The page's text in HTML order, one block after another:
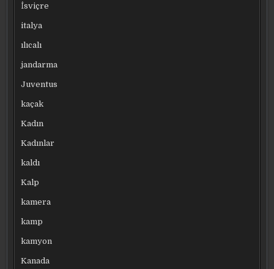
İsviçre
italya
ılıcalı
jandarma
Juventus
kaçak
Kadın
Kadınlar
kaldı
Kalp
kamera
kamp
kamyon
Kanada